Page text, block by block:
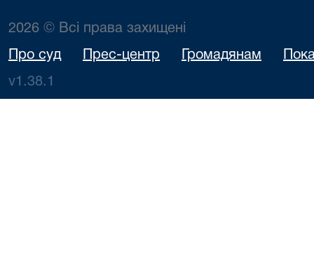
2026 © Всі права захищені
Про суд Прес-центр Громадянам
v1.38.1